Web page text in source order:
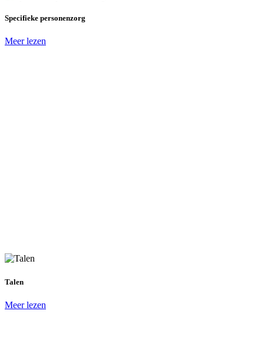
Specifieke personenzorg
Meer lezen
Talen
Meer lezen